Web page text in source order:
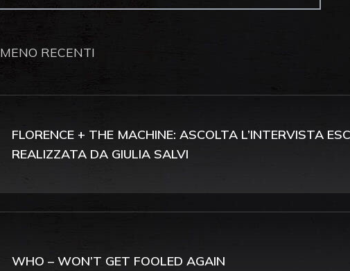
MENO RECENTI
FLORENCE + THE MACHINE: ASCOLTA L’INTERVISTA
REALIZZATA DA GIULIA SALVI
WHO – WON’T GET FOOLED AGAIN